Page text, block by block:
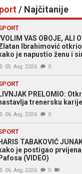
/ Najčitanije
VAS OBOJE, ALI
Ibrahimović
je napustio ženu i
05. Avg. 2026 0
PRELOMIO:
trenersku
06. Avg. 2026 0
TABAKOVIĆ
je postigao
(VIDEO)
06. Avg. 2026 0